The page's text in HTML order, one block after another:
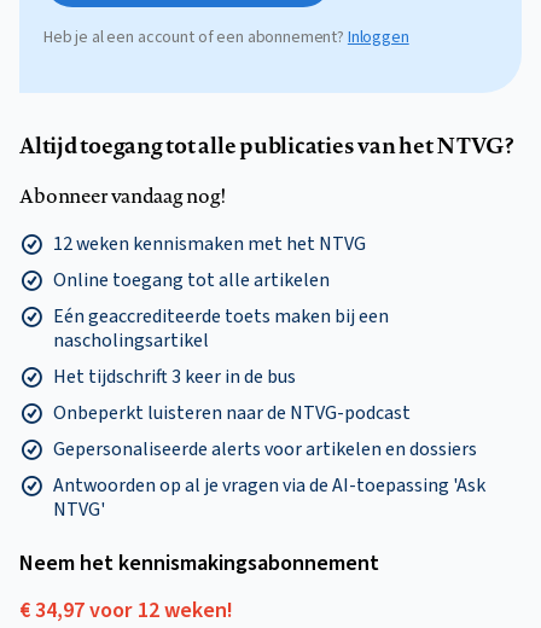
Heb je al een account of een abonnement? Inloggen
Altijd toegang tot alle publicaties van het NTVG?
Abonneer vandaag nog!
12 weken kennismaken met het NTVG
Online toegang tot alle artikelen
Eén geaccrediteerde toets maken bij een
nascholingsartikel
Het tijdschrift 3 keer in de bus
Onbeperkt luisteren naar de NTVG-podcast
Gepersonaliseerde alerts voor artikelen en dossiers
Antwoorden op al je vragen via de AI-toepassing 'Ask
NTVG'
Neem het kennismakings­abonnement
€ 34,97 voor 12 weken!